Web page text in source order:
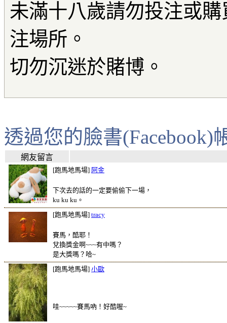
未滿十八歲請勿投注或
注場所。
切勿沉迷於賭博。
透過您的臉書
網友留言
[跑馬地馬場] 阿金
下次去的話的一定要偷偷下一場，
ku ku ku。
[跑馬地馬場] tracy
賽馬，酷耶！
兌換獎金啊~~~有中嗎？
是大獎嗎？哈~
[跑馬地馬場] 小歐
哇~~~~~賽馬吶！好酷喔~